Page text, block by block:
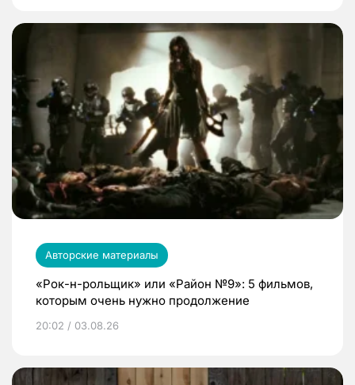
Авторские материалы
«Рок-н-рольщик» или «Район №9»: 5 фильмов,
которым очень нужно продолжение
20:02 / 03.08.26